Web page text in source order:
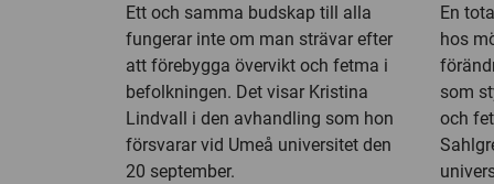
Ett och samma budskap till alla
fungerar inte om man strävar efter
att förebygga övervikt och fetma i
befolkningen. Det visar Kristina
Lindvall i den avhandling som hon
försvarar vid Umeå universitet den
20 september.
En
hos
som
och